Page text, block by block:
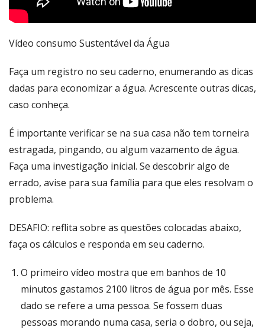
Vídeo consumo Sustentável da Água
Faça um registro no seu caderno, enumerando as dicas
dadas para economizar a água. Acrescente outras dicas,
caso conheça.
É importante verificar se na sua casa não tem torneira
estragada, pingando, ou algum vazamento de água.
Faça uma investigação inicial. Se descobrir algo de
errado, avise para sua família para que eles resolvam o
problema.
DESAFIO: reflita sobre as questões colocadas abaixo,
faça os cálculos e responda em seu caderno.
O primeiro vídeo mostra que em banhos de 10
minutos gastamos 2100 litros de água por mês. Esse
dado se refere a uma pessoa. Se fossem duas
pessoas morando numa casa, seria o dobro, ou seja,